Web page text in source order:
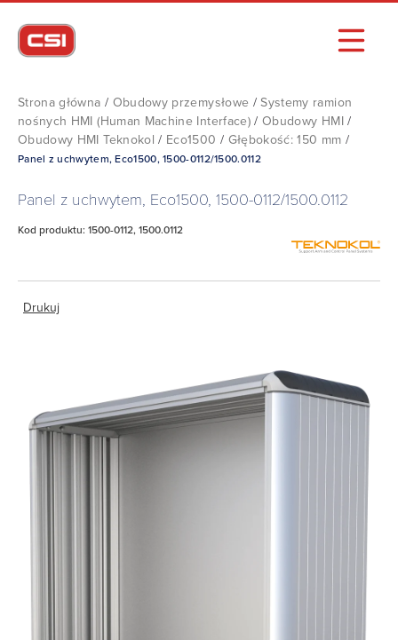
Strona główna / Obudowy przemysłowe /Systemy ramion
nośnych HMI (Human Machine Interface)/Obudowy HMI/
Obudowy HMI Teknokol / Eco1500 / Głębokość: 150 mm /
Panel z uchwytem, Eco1500, 1500-0112/1500.0112
Panel z uchwytem, Eco1500, 1500-0112/1500.0112
Kod produktu: 1500-0112, 1500.0112
Drukuj